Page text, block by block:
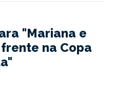
"Mariana e
na Copa